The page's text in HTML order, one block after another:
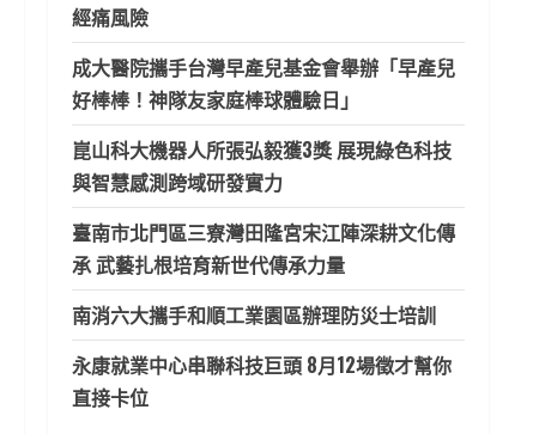
經痛風險
成大醫院攜手台灣早產兒基金會舉辦「早產兒
好棒棒！神隊友家庭棒球體驗日」
崑山科大機器人所張弘毅獲3獎 展現綠色科技
與智慧感測跨域研發實力
臺南市北門區三寮灣田隆宮宋江陣深耕文化傳
承 武藝扎根培育新世代傳承力量
南消六大攜手和順工業園區辦理防災士培訓
永康就業中心串聯科技巨頭 8月12場徵才幫你
直接卡位